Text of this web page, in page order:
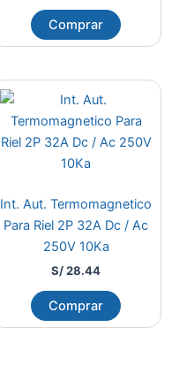
Comprar
Int. Aut. Termomagnetico
Para Riel 2P 32A Dc / Ac
250V 10Ka
S/28.44
Comprar